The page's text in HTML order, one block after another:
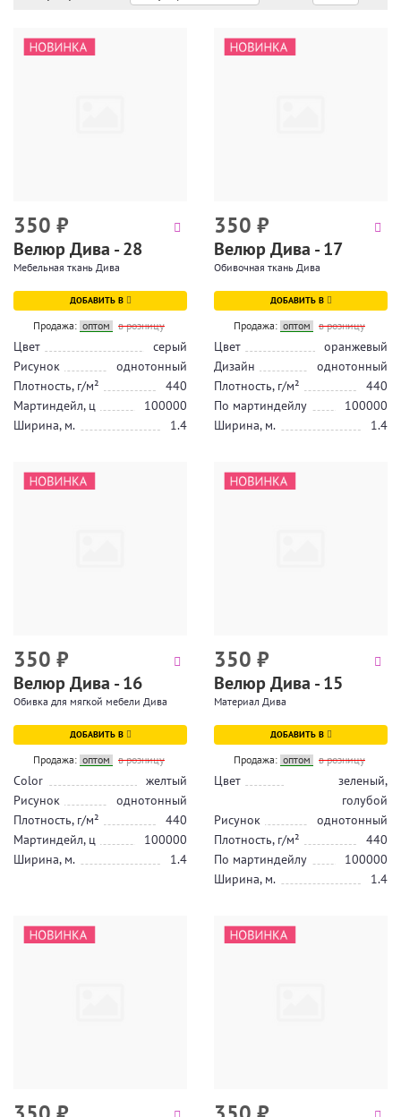
350 ₽
Велюр Дива - 28
Мебельная ткань Дива
ДОБАВИТЬ В
Продажа: оптом в розницу
Цвет
серый
Рисунок
однотонный
Плотность, г/м²
440
Мартиндейл, ц
100000
Ширина, м.
1.4
350 ₽
Велюр Дива - 17
Обивочная ткань Дива
ДОБАВИТЬ В
Продажа: оптом в розницу
Цвет
оранжевый
Дизайн
однотонный
Плотность, г/м²
440
По мартиндейлу
100000
Ширина, м.
1.4
350 ₽
Велюр Дива - 16
Обивка для мягкой мебели Дива
ДОБАВИТЬ В
Продажа: оптом в розницу
Color
желтый
Рисунок
однотонный
Плотность, г/м²
440
Мартиндейл, ц
100000
Ширина, м.
1.4
350 ₽
Велюр Дива - 15
Материал Дива
ДОБАВИТЬ В
Продажа: оптом в розницу
Цвет
зеленый,
голубой
Рисунок
однотонный
Плотность, г/м²
440
По мартиндейлу
100000
Ширина, м.
1.4